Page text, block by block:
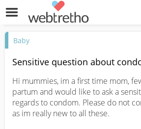
Baby
Sensitive question about
Hi mummies, im a first time mom,
partum and would like to ask a
regards to condom. Please do not
as im really new to all these.